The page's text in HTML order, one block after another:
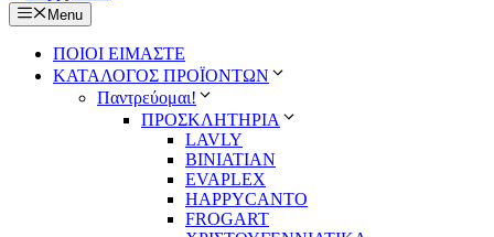
Menu
ΠΟΙΟΙ ΕΙΜΑΣΤΕ
ΚΑΤΑΛΟΓΟΣ ΠΡΟΪΟΝΤΩΝ
Παντρεύομαι!
ΠΡΟΣΚΛΗΤΗΡΙΑ
LAVLY
BINIATIAN
EVAPLEX
HAPPYCANTO
FROGART